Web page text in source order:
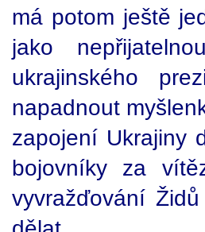
má potom ještě
jako
ukrajinského
napadnout
zapojení Ukrajiny
bojovníky za
vyvražďování